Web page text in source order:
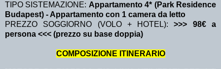
TIPO SISTEMAZIONE: Appartamento 4* (Park Residence
Budapest) - Appartamento con 1 camera da letto
PREZZO SOGGIORNO (VOLO + HOTEL):>>> 98€ a
persona <<< (prezzo su base doppia)
COMPOSIZIONE ITINERARIO